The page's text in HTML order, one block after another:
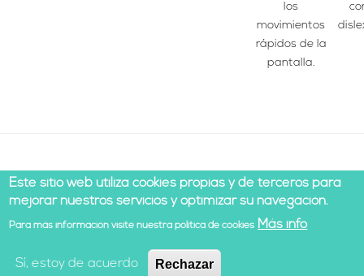
los
movimientos
rápidos de la
pantalla.
© 2021 Todos los derechos reservados |Aviso legal
Política de cookies
Desarrollado por Cesefor
Este sitio web utiliza cookies propias y de terceros para
mejorar nuestros servicios y optimizar su navegación.
Para más información visite nuestra política de cookies Más info
Sí, estoy de acuerdo Rechazar